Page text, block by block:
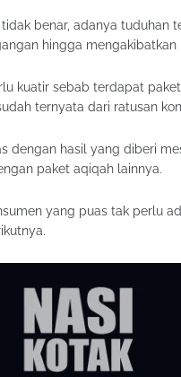
tidak benar, adanya
hingga
kuatir sebab terdapat
ternyata dari ratusan
dengan hasil yang diberi
paket aqiqah lainnya.
yang puas tak perlu